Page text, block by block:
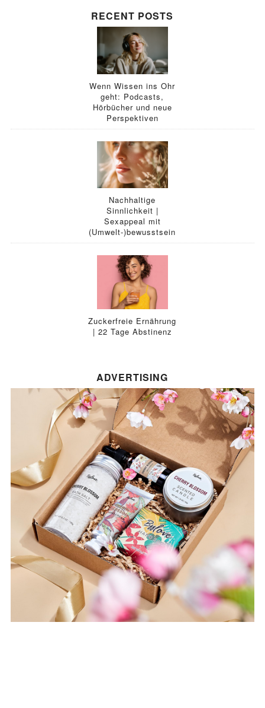
RECENT POSTS
Wenn Wissen ins Ohr
geht: Podcasts,
Hörbücher und neue
Perspektiven
Nachhaltige
Sinnlichkeit |
Sexappeal mit
(Umwelt-)bewusstsein
Zuckerfreie Ernährung
| 22 Tage Abstinenz
ADVERTISING